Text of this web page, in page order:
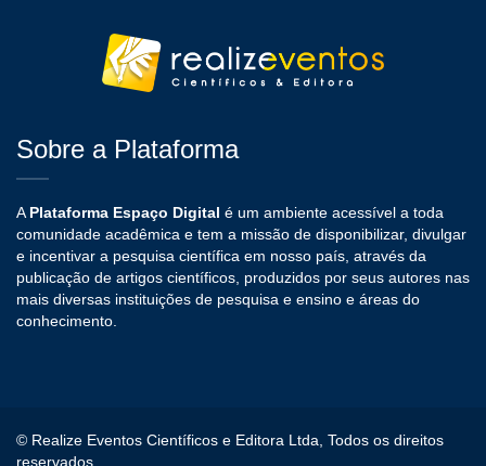
Sobre a Plataforma
A Plataforma Espaço Digital é um ambiente acessível a toda
comunidade acadêmica e tem a missão de disponibilizar, divulgar
e incentivar a pesquisa científica em nosso país, através da
publicação de artigos científicos, produzidos por seus autores nas
mais diversas instituições de pesquisa e ensino e áreas do
conhecimento.
© Realize Eventos Científicos e Editora Ltda, Todos os direitos
reservados.